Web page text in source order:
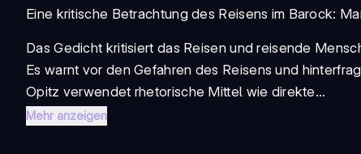
Eine kritische Betrachtung des Reisens im Barock:
Das Gedicht kritisiert das Reisen und reisende
Es warnt vor den Gefahren des Reisens und
Opitz verwendet rhetorische Mittel wie direkte...
Mehr anzeigen